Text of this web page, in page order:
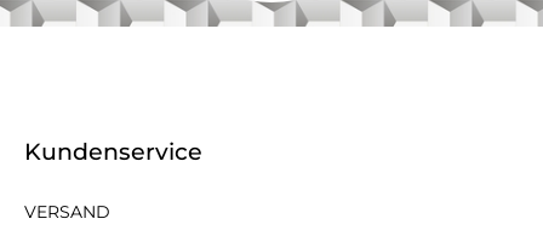
Kundenservice
VERSAND